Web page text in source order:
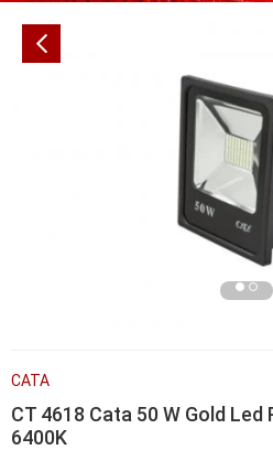
CATA
CT 4618 Cata 50 W Gold Led
6400K